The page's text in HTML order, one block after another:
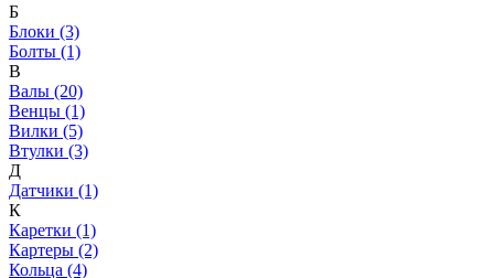
Б
Блоки (3)
Болты (1)
В
Валы (20)
Венцы (1)
Вилки (5)
Втулки (3)
Д
Датчики (1)
К
Каретки (1)
Картеры (2)
Кольца (4)